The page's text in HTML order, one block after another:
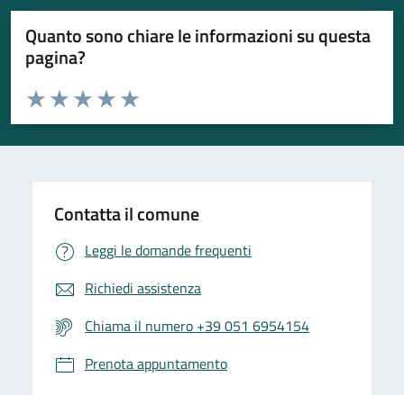
Quanto sono chiare le informazioni su questa
pagina?
Valuta da 1 a 5 stelle la pagina
Valuta 5 stelle su 5
Valuta 4 stelle su 5
Valuta 3 stelle su 5
Valuta 2 stelle su 5
Valuta 1 stelle su 5
Contatta il comune
Leggi le domande frequenti
Richiedi assistenza
Chiama il numero +39 051 6954154
Prenota appuntamento